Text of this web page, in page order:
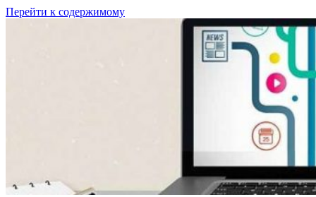
Перейти к содержимому